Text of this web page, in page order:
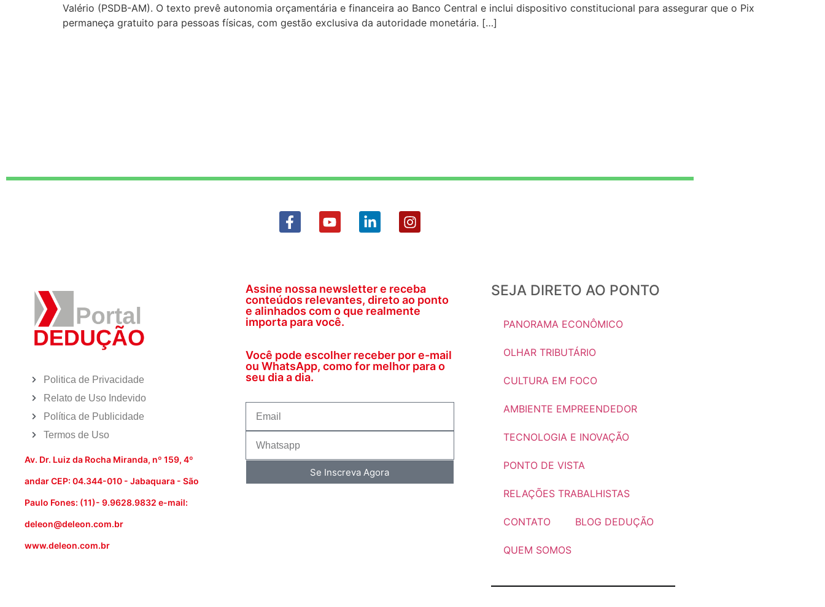
Valério (PSDB-AM). O texto prevê autonomia orçamentária e financeira ao Banco Central e inclui dispositivo constitucional para assegurar que o Pix
permaneça gratuito para pessoas físicas, com gestão exclusiva da autoridade monetária. […]
Politica de Privacidade
Relato de Uso Indevido
Política de Publicidade
Termos de Uso
Av. Dr. Luiz da Rocha Miranda, nº 159, 4º
andar CEP: 04.344-010 - Jabaquara - São
Paulo Fones: (11)- 9.9628.9832 e-mail:
deleon@deleon.com.br
www.deleon.com.br
Assine nossa newsletter e receba
conteúdos relevantes, direto ao ponto
e alinhados com o que realmente
importa para você.
Você pode escolher receber por e-mail
ou WhatsApp, como for melhor para o
seu dia a dia.
Se Inscreva Agora
SEJA DIRETO AO PONTO
PANORAMA ECONÔMICO
OLHAR TRIBUTÁRIO
CULTURA EM FOCO
AMBIENTE EMPREENDEDOR
TECNOLOGIA E INOVAÇÃO
PONTO DE VISTA
RELAÇÕES TRABALHISTAS
CONTATO BLOG DEDUÇÃO
QUEM SOMOS